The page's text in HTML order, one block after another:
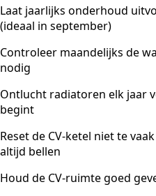
Laat jaarlijks onderhoud
(ideaal in september)
Controleer maandelijks de
nodig
Ontlucht radiatoren elk jaar
begint
Reset de CV-ketel niet te
altijd bellen
Houd de CV-ruimte goed